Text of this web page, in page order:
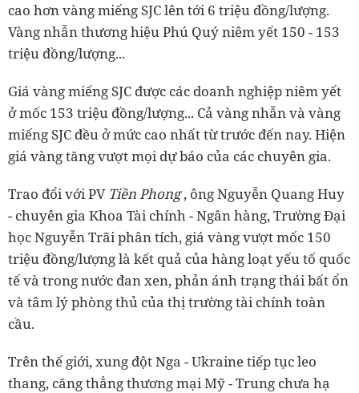
cao hơn vàng miếng SJC lên tới 6 triệu đồng/lượng.
Vàng nhẫn thương hiệu Phú Quý niêm yết 150 - 153
triệu đồng/lượng...
Giá vàng miếng SJC được các doanh nghiệp niêm yết
ở mốc 153 triệu đồng/lượng... Cả vàng nhẫn và vàng
miếng SJC đều ở mức cao nhất từ trước đến nay. Hiện
giá vàng tăng vượt mọi dự báo của các chuyên gia.
Trao đổi với PV Tiền Phong, ông Nguyễn Quang Huy
- chuyên gia Khoa Tài chính - Ngân hàng, Trường Đại
học Nguyễn Trãi phân tích, giá vàng vượt mốc 150
triệu đồng/lượng là kết quả của hàng loạt yếu tố quốc
tế và trong nước đan xen, phản ánh trạng thái bất ổn
và tâm lý phòng thủ của thị trường tài chính toàn
cầu.
Trên thế giới, xung đột Nga - Ukraine tiếp tục leo
thang, căng thẳng thương mại Mỹ - Trung chưa hạ